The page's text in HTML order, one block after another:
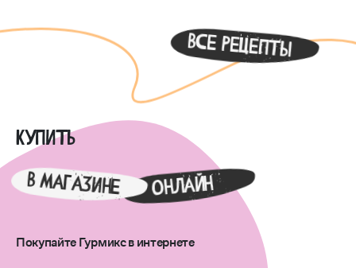
все рецепты
Купить
в магазине онлайн
Покупайте Гурмикс в интернете